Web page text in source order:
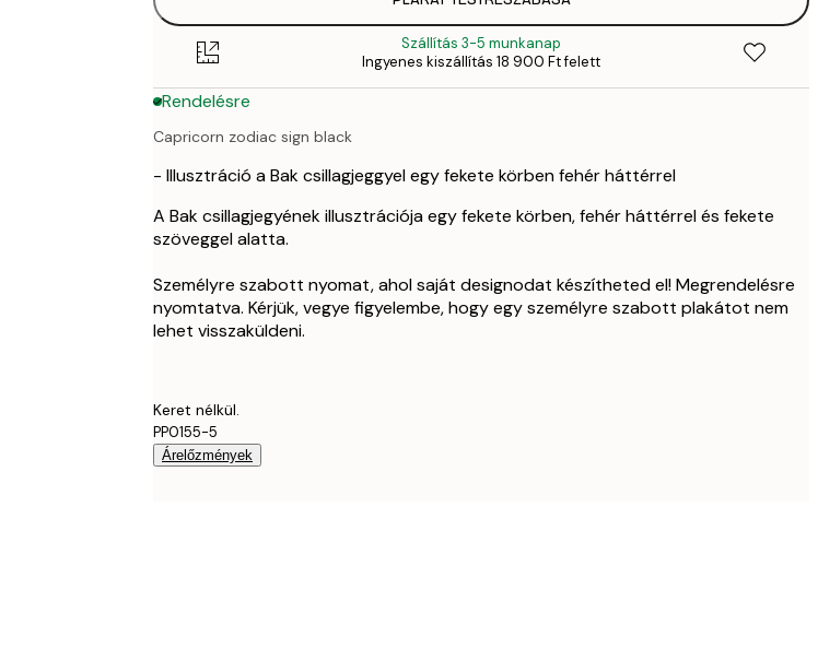
10
50x70 cm 11
Szállítás 3-5 munkanap
Ingyenes kiszállítás 18 900 Ft felett
Rendelésre
Capricorn zodiac sign black
- Illusztráció a Bak csillagjeggyel egy fekete körben fehér háttérrel
A Bak csillagjegyének illusztrációja egy fekete körben, fehér háttérrel és fekete
szöveggel alatta.
Személyre szabott nyomat, ahol saját designodat készítheted el! Megrendelésre
nyomtatva. Kérjük, vegye figyelembe, hogy egy személyre szabott plakátot nem
lehet visszaküldeni.
Keret nélkül.
PP0155-5
Árelőzmények